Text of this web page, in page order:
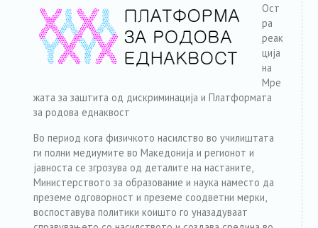
Ост
ра
реак
ција
на
Мре
жата за заштита од дискриминација и Платформата
за родова еднаквост
Во период кога физичкото насилство во училиштата
ги полни медиумите во Македонија и регионот и
јавноста се згрозува од деталите на настаните,
Министерството за образование и наука наместо да
преземе одговорност и преземе соодветни мерки,
воспоставува политики коишто го уназадуваат